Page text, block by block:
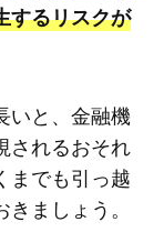
するリスクが
いと、金融機
されるおそれ
までも引っ越
ましょう。